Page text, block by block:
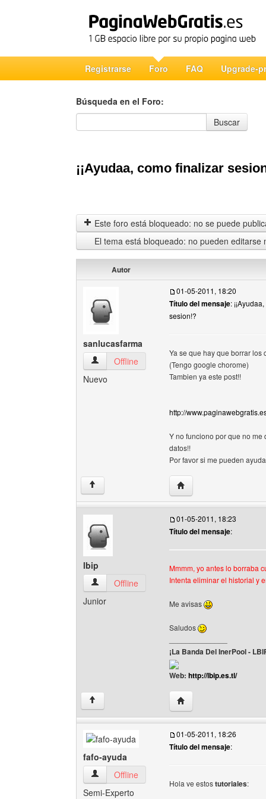
Registrarse Foro FAQ Upgrade-
Búsqueda en el Foro:
Búsqueda en el Foro
Buscar
¡¡Ayudaa, como finalizar
Este foro está bloqueado: no se puede
El tema está bloqueado: no pueden editarse
Autor
sanlucasfarma
sanlucasfarma Ver perfil del usuario
Offline
Nuevo
01-05-2011, 18:20
Título del mensaje:
sesion!?
Ya se que hay que borrar los
(Tengo google chorome)
Tambien ya este post!!
http://
Y no funciono por que no
datos!!
Por favor si me pueden
↑ Visitar sitio web del
lbip
lbip Ver perfil del usuario
Offline
Junior
01-05-2011, 18:23
Título del mensaje:
Mmmm, yo antes lo borraba
Intenta eliminar el historial y
Me avisas
Saludos
¡La Banda Del InerPool -
Web: http://lbip.es.tl/
↑ Visitar sitio web del
fafo-ayuda
fafo-ayuda Ver perfil del usuario
Offline
Semi-Experto
01-05-2011, 18:26
Título del mensaje:
Hola ve estostutoriales: